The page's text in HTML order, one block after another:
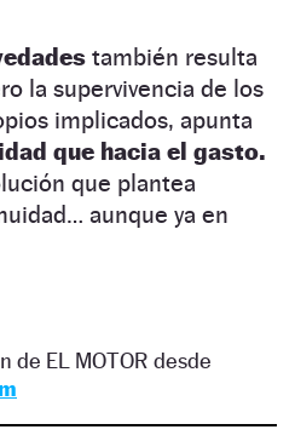
también resulta
la supervivencia de los
implicados, apunta
que hacia el gasto.
que plantea
aunque ya en
de EL MOTOR desde